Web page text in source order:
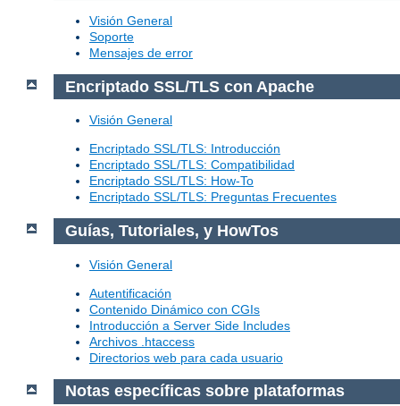
Visión General
Soporte
Mensajes de error
Encriptado SSL/TLS con Apache
Visión General
Encriptado SSL/TLS: Introducción
Encriptado SSL/TLS: Compatibilidad
Encriptado SSL/TLS: How-To
Encriptado SSL/TLS: Preguntas Frecuentes
Guías, Tutoriales, y HowTos
Visión General
Autentificación
Contenido Dinámico con CGIs
Introducción a Server Side Includes
Archivos .htaccess
Directorios web para cada usuario
Notas específicas sobre plataformas